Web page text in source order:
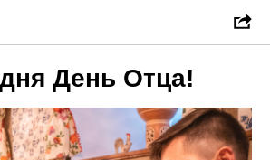
День Отца!